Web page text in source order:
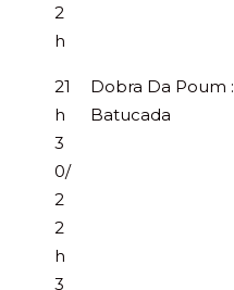
2
h
21
h
3
0/
2
2
h
3
Dobra Da Poum :
Batucada